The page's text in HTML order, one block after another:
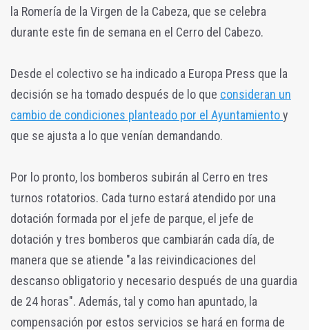
la Romería de la Virgen de la Cabeza, que se celebra
durante este fin de semana en el Cerro del Cabezo.
Desde el colectivo se ha indicado a Europa Press que la
decisión se ha tomado después de lo que consideran un
cambio de condiciones planteado por el Ayuntamientoy
que se ajusta a lo que venían demandando.
Por lo pronto, los bomberos subirán al Cerro en tres
turnos rotatorios. Cada turno estará atendido por una
dotación formada por el jefe de parque, el jefe de
dotación y tres bomberos que cambiarán cada día, de
manera que se atiende "a las reivindicaciones del
descanso obligatorio y necesario después de una guardia
de 24 horas". Además, tal y como han apuntado, la
compensación por estos servicios se hará en forma de